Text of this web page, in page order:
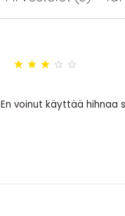
    
En voinut käyttää hihnaa